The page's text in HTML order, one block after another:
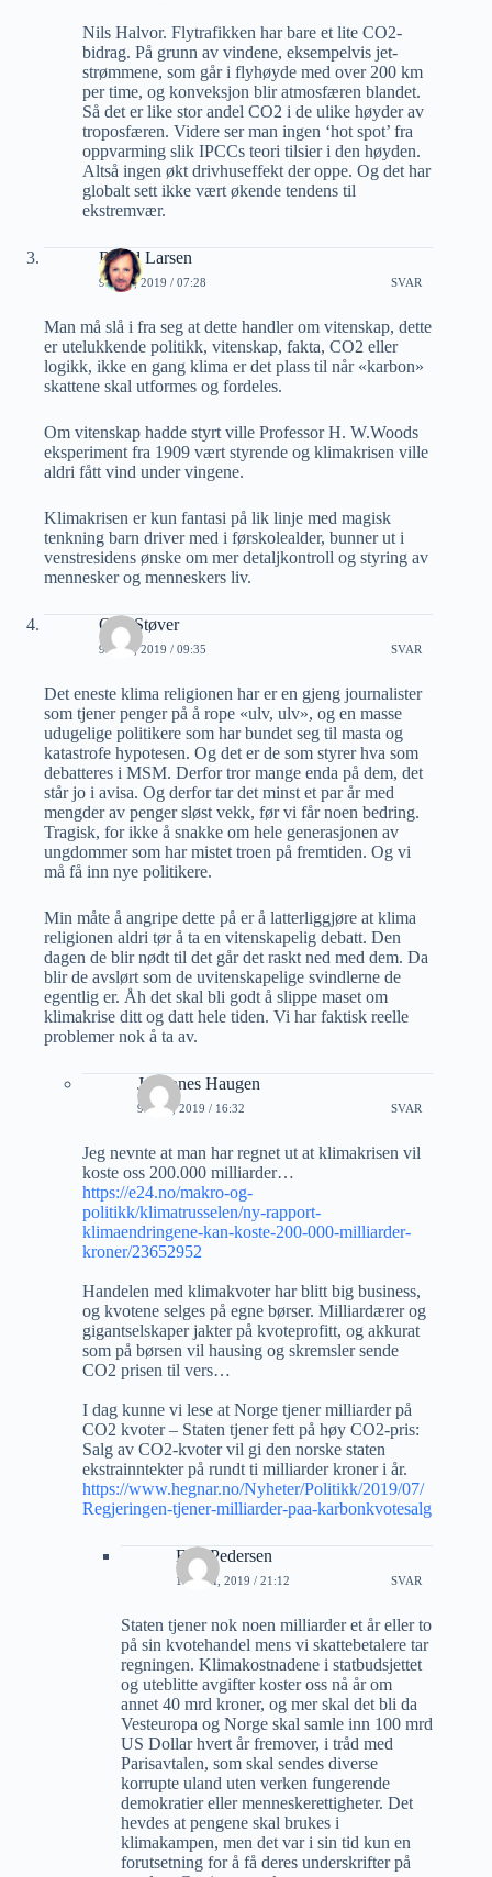
Nils Halvor. Flytrafikken har bare et lite CO2-
bidrag. På grunn av vindene, eksempelvis jet-
strømmene, som går i flyhøyde med over 200 km
per time, og konveksjon blir atmosfæren blandet.
Så det er like stor andel CO2 i de ulike høyder av
troposfæren. Videre ser man ingen ‘hot spot’ fra
oppvarming slik IPCCs teori tilsier i den høyden.
Altså ingen økt drivhuseffekt der oppe. Og det har
globalt sett ikke vært økende tendens til
ekstremvær.
Roald Larsen
9 JULI, 2019 / 07:28 SVAR
Man må slå i fra seg at dette handler om vitenskap, dette
er utelukkende politikk, vitenskap, fakta, CO2 eller
logikk, ikke en gang klima er det plass til når «karbon»
skattene skal utformes og fordeles.
Om vitenskap hadde styrt ville Professor H. W.Woods
eksperiment fra 1909 vært styrende og klimakrisen ville
aldri fått vind under vingene.
Klimakrisen er kun fantasi på lik linje med magisk
tenkning barn driver med i førskolealder, bunner ut i
venstresidens ønske om mer detaljkontroll og styring av
mennesker og menneskers liv.
Otto Støver
9 JULI, 2019 / 09:35 SVAR
Det eneste klima religionen har er en gjeng journalister
som tjener penger på å rope «ulv, ulv», og en masse
udugelige politikere som har bundet seg til masta og
katastrofe hypotesen. Og det er de som styrer hva som
debatteres i MSM. Derfor tror mange enda på dem, det
står jo i avisa. Og derfor tar det minst et par år med
mengder av penger sløst vekk, før vi får noen bedring.
Tragisk, for ikke å snakke om hele generasjonen av
ungdommer som har mistet troen på fremtiden. Og vi
må få inn nye politikere.
Min måte å angripe dette på er å latterliggjøre at klima
religionen aldri tør å ta en vitenskapelig debatt. Den
dagen de blir nødt til det går det raskt ned med dem. Da
blir de avslørt som de uvitenskapelige svindlerne de
egentlig er. Åh det skal bli godt å slippe maset om
klimakrise ditt og datt hele tiden. Vi har faktisk reelle
problemer nok å ta av.
Johannes Haugen
9 JULI, 2019 / 16:32 SVAR
Jeg nevnte at man har regnet ut at klimakrisen vil
koste oss 200.000 milliarder…
https://e24.no/makro-og-
politikk/klimatrusselen/ny-rapport-
klimaendringene-kan-koste-200-000-milliarder-
kroner/23652952
Handelen med klimakvoter har blitt big business,
og kvotene selges på egne børser. Milliardærer og
gigantselskaper jakter på kvoteprofitt, og akkurat
som på børsen vil hausing og skremsler sende
CO2 prisen til vers…
I dag kunne vi lese at Norge tjener milliarder på
CO2 kvoter – Staten tjener fett på høy CO2-pris:
Salg av CO2-kvoter vil gi den norske staten
ekstrainntekter på rundt ti milliarder kroner i år.
https://www.hegnar.no/Nyheter/Politikk/2019/07/
Regjeringen-tjener-milliarder-paa-karbonkvotesalg
Erik Pedersen
11 JULI, 2019 / 21:12 SVAR
Staten tjener nok noen milliarder et år eller to
på sin kvotehandel mens vi skattebetalere tar
regningen. Klimakostnadene i statbudsjettet
og uteblitte avgifter koster oss nå år om
annet 40 mrd kroner, og mer skal det bli da
Vesteuropa og Norge skal samle inn 100 mrd
US Dollar hvert år fremover, i tråd med
Parisavtalen, som skal sendes diverse
korrupte uland uten verken fungerende
demokratier eller menneskerettigheter. Det
hevdes at pengene skal brukes i
klimakampen, men det var i sin tid kun en
forutsetning for å få deres underskrifter på